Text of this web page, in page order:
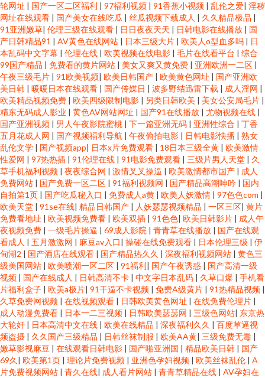
轮网址 | 国产一区二区福利 | 97福利视频 | 91香蕉小视频 | 乱伦之爱| 淫秽
网址在线观看 | 国产美女在线吃瓜 | 丝瓜视频下载成人 | 久久精品极品 |
91亚洲嫩草| 伦理三级在线观看 | 日日夜夜天天 | 日韩电影在线播放 | 国
产日韩精品91 | AV黄色在线网站 | 日本三级大片 | 欧美人o型血多吗 | 日
本乱码中文字幕 | 伦理在线 | 欧美视频在线电影 | 毛片在线看平台 | 综合
99国产精品 | 免费看的黄片网站 | 美女又爽又黄免费 | 亚洲欧洲一二区 |
午夜三级毛片 | 91欧美视频| 欧美日韩国产 | 欧美黄色网址 | 国产亚洲欧
美日韩 | 暖暖日本在线观看 | 国产传媒日 | 波多野结迅雷下载 | 成人淫网 |
欧美精品视频免费 | 欧美四级限制电影 | 另类日韩欧美 | 美女公安局毛片 |
精东无码成人影业 | 黄色AV网站网址 | 国产91在线播放 | 尤物视频在线 |
国产亚洲视频 | 男人午夜影院蜜桃 | 下一篇亚洲无码 | 亚洲性综合 | 丁香
五月花成人网 | 国产视频福利导航 | 午夜偷拍电影 | 日韩电影快播 | 熟女
乱伦文学 | 国产视频app| 日本x片免费观看 | 18日本三级全黄 | 欧美激情
性爱网 | 97热热插 | 91伦理在线 | 91电影免费观看 | 三级片男人天堂 | 久
草手机福利视频 | 夜夜综合网 | 激情叉叉操逼 | 欧美激情都市国产 | 成人
免费网站 | 国产免费一区二区 | 91福利视频网 | 国产精品高潮呻吟 | 国内
自拍第1页 | 国产吃瓜秘入口 | 免费成人a黄 | 欧美人妖激情 | 97色色com |
欧美天堂 | 91se在线| 精品日韩国产 | 人妖瑟瑟视频精品 | 一区三区| 黄片
免费看地址 | 欧美视频免费看 | 欧美双插 | 91色色| 欧美日韩影片 | 成人午
夜视频免费 | 一级毛片操逼 | 69成人影院 | 青青草在线播放 | 国产在线观
看成人 | 五月激激网 | 麻豆av入口| 操碰在线免费观看 | 日本伦理三级 | 伊
甸湖2 | 国产酒店在线观看 | 国产精品热久久 | 深夜福利视频网站 | 黄色三
级美国网站 | 欧美喷潮一区二区 | 91福利| 国产午夜诱惑 | 国产高清一级
视频 | 国产在线成人 | 日韩高清不卡 | 中文字日本乱码 | 久草口爆 | 手机看
片福利盒子 | 欧美a极片| 91干逼不卡视频 | 免费A级黄片 | 91热精品视频 |
久草免费网视频 | 在线视频观看 | 日韩欧美黄色网址 | 在线免费伦理片 |
成人动漫免费看 | 日本一二三视频 | 日韩欧美瑟瑟网 | 三级色网站| 东京热
大轮奸 | 日本高清中文在线 | 欧美在线精品 | 深夜福利久久 | 百度草逼视
频盗摄 | 久久国产三级精品 | 日韩丝袜制服 | 欧美AA黄| 三级免费无毒 |
嫩草影视麻豆 | 在线观看日韩电影 | 国产啪亚洲国 | 精品欧美日韩 | 国产
69久 | 欧美第1页 | 理论片免费视频 | 亚洲色孕妇视频 | 欧美丝袜乱伦 | A
片免费视频网站 | 青久在线| 成人看片网站 | 青青草精品在线 | AV孕妇在